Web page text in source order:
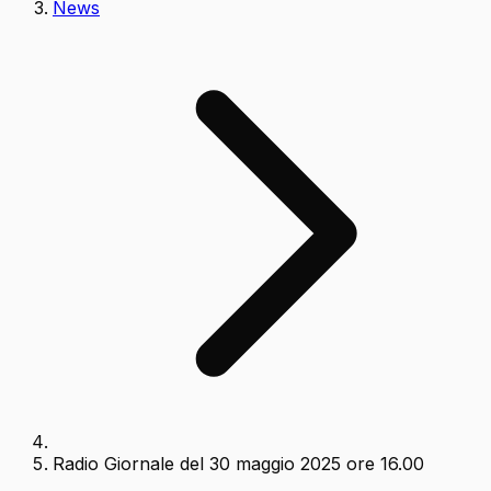
News
Radio Giornale del 30 maggio 2025 ore 16.00